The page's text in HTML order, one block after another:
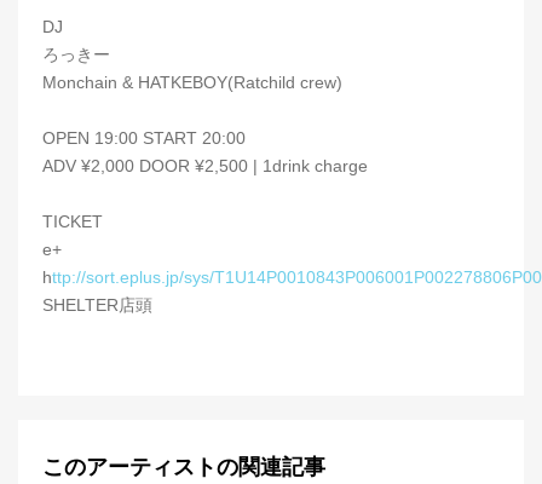
DJ
ろっきー
Monchain & HATKEBOY(Ratchild crew)
OPEN 19:00 START 20:00
ADV ¥2,000 DOOR ¥2,500 | 1drink charge
TICKET
e+
http://sort.eplus.jp/sys/
SHELTER店頭
このアーティストの関連記事